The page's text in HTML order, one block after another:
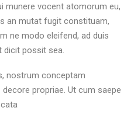
munere vocent atomorum eu,
an mutat fugit constituam,
ne modo eleifend, ad duis
dicit possit sea.
nostrum conceptam
propriae. Ut cum saepe